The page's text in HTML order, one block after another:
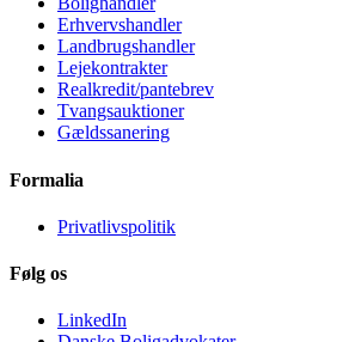
Erhvervshandler
Landbrugshandler
Lejekontrakter
Realkredit/pantebrev
Tvangsauktioner
Gældssanering
Formalia
Privatlivspolitik
Følg os
LinkedIn